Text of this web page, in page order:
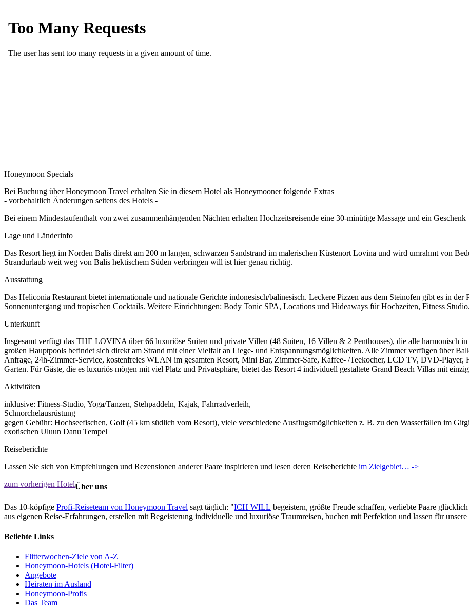
Honeymoon Specials
Bei Buchung über Honeymoon Travel erhalten Sie in diesem Hotel als Honeymooner folgende Extras
- vorbehaltlich Änderungen seitens des Hotels -
Bei einem Mindestaufenthalt von zwei zusammenhängenden Nächten erhalten Hochzeitsreisende eine 30-minütige Massage und ein Geschenk
Lage und Länderinfo
Das Resort liegt im Norden Balis direkt am 200 m langen, schwarzen Sandstrand im malerischen Küstenort Lovina und wird umrahmt von
Strandurlaub weit weg von Balis hektischem Süden verbringen will ist hier genau richtig.
Ausstattung
Das Heliconia Restaurant bietet internationale und nationale Gerichte indonesisch/balinesisch. Leckere Pizzen aus dem Steinofen gibt es in
Sonnenuntergang und tropischen Cocktails. Weitere Einrichtungen: Body Tonic SPA, Locations und Hideaways für Hochzeiten, Fitness Studio.
Unterkunft
Insgesamt verfügt das THE LOVINA über 66 luxuriöse Suiten und private Villen (48 Suiten, 16 Villen & 2 Penthouses), die alle harmonisch
großen Hauptpools befindet sich direkt am Strand mit einer Vielfalt an Liege- und Entspannungsmöglichkeiten. Alle Zimmer verfügen über
Anfrage, 24h-Zimmer-Service, kostenfreies WLAN im gesamten Resort, Mini Bar, Zimmer-Safe, Kaffee- /Teekocher, LCD TV, DVD-Player,
Garten. Für Gäste, die es luxuriös mögen mit viel Platz und Privatsphäre, bietet das Resort 4 individuell gestaltete Grand Beach Villas mit
Aktivitäten
inklusive: Fitness-Studio, Yoga/Tanzen, Stehpaddeln, Kajak, Fahrradverleih,
Schnorchelausrüstung
gegen Gebühr: Hochseefischen, Golf (45 km südlich vom Resort), viele verschiedene Ausflugsmöglichkeiten z. B. zu den Wasserfällen im
exotischen Uluun Danu Tempel
Reiseberichte
Lassen Sie sich von Empfehlungen und Rezensionen anderer Paare inspirieren und lesen deren Reiseberichte im Zielgebiet… ->
zum vorherigen HotelÜber uns
Das 10-köpfige Profi-Reiseteam von Honeymoon Travel sagt täglich: "ICH WILL begeistern, größte Freude schaffen, verliebte Paare
aus eigenen Reise-Erfahrungen, erstellen mit Begeisterung individuelle und luxuriöse Traumreisen, buchen mit Perfektion und lassen für
Beliebte Links
Flitterwochen-Ziele von A-Z
Honeymoon-Hotels (Hotel-Filter)
Angebote
Heiraten im Ausland
Honeymoon-Profis
Das Team